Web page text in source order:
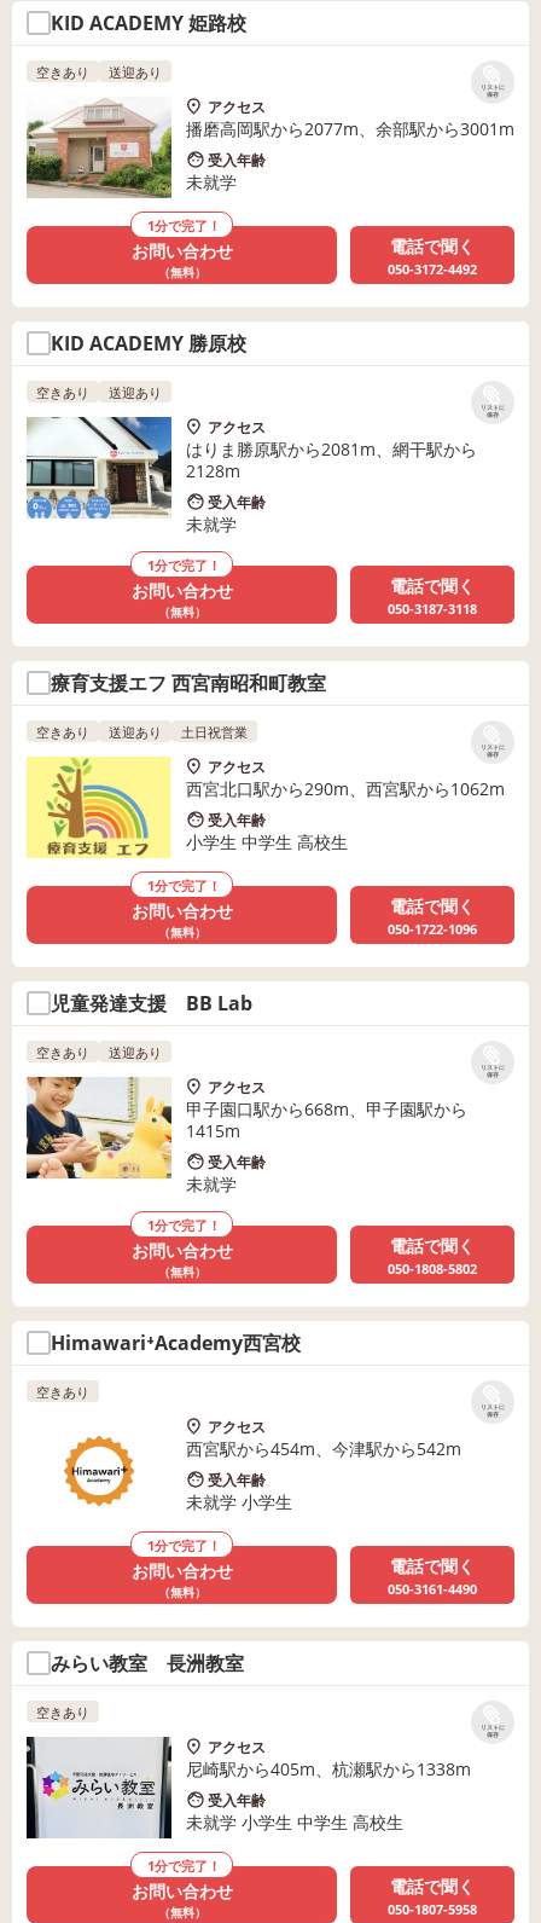
KID ACADEMY 姫路校
リストに
保存
空きあり 送迎あり
アクセス
播磨高岡駅から2077m、余部駅から3001m
受入年齢
未就学
1分で完了！
お問い合わせ
（無料）
電話で聞く
050-3172-4492
KID ACADEMY 勝原校
リストに
保存
空きあり 送迎あり
アクセス
はりま勝原駅から2081m、網干駅から
2128m
受入年齢
未就学
1分で完了！
お問い合わせ
（無料）
電話で聞く
050-3187-3118
療育支援エフ 西宮南昭和町教室
リストに
保存
空きあり 送迎あり 土日祝営業
アクセス
西宮北口駅から290m、西宮駅から1062m
受入年齢
小学生 中学生 高校生
1分で完了！
お問い合わせ
（無料）
電話で聞く
050-1722-1096
児童発達支援 BB Lab
リストに
保存
空きあり 送迎あり
アクセス
甲子園口駅から668m、甲子園駅から
1415m
受入年齢
未就学
1分で完了！
お問い合わせ
（無料）
電話で聞く
050-1808-5802
Himawari⁺Academy西宮校
リストに
保存
空きあり
アクセス
西宮駅から454m、今津駅から542m
受入年齢
未就学 小学生
1分で完了！
お問い合わせ
（無料）
電話で聞く
050-3161-4490
みらい教室 長洲教室
リストに
保存
空きあり
アクセス
尼崎駅から405m、杭瀬駅から1338m
受入年齢
未就学 小学生 中学生 高校生
1分で完了！
お問い合わせ
（無料）
電話で聞く
050-1807-5958